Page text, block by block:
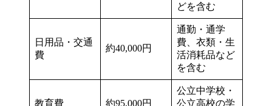
どを含む
日用品・交通
費
約40,000円
通勤・通学
費、衣類・生
活消耗品など
を含む
教育費 約95,000円
公立中学校・
公立高校の学